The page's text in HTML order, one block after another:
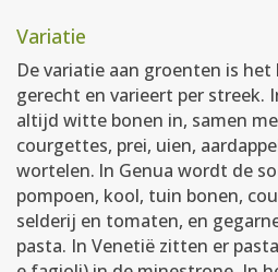
Variatie
De variatie aan groenten is
gerecht en varieert per streek.
altijd witte bonen in, samen
courgettes, prei, uien,
wortelen. ln Genua wordt de
pompoen, kool, tuin bonen,
selderij en tomaten, en
pasta. In Venetië zitten er